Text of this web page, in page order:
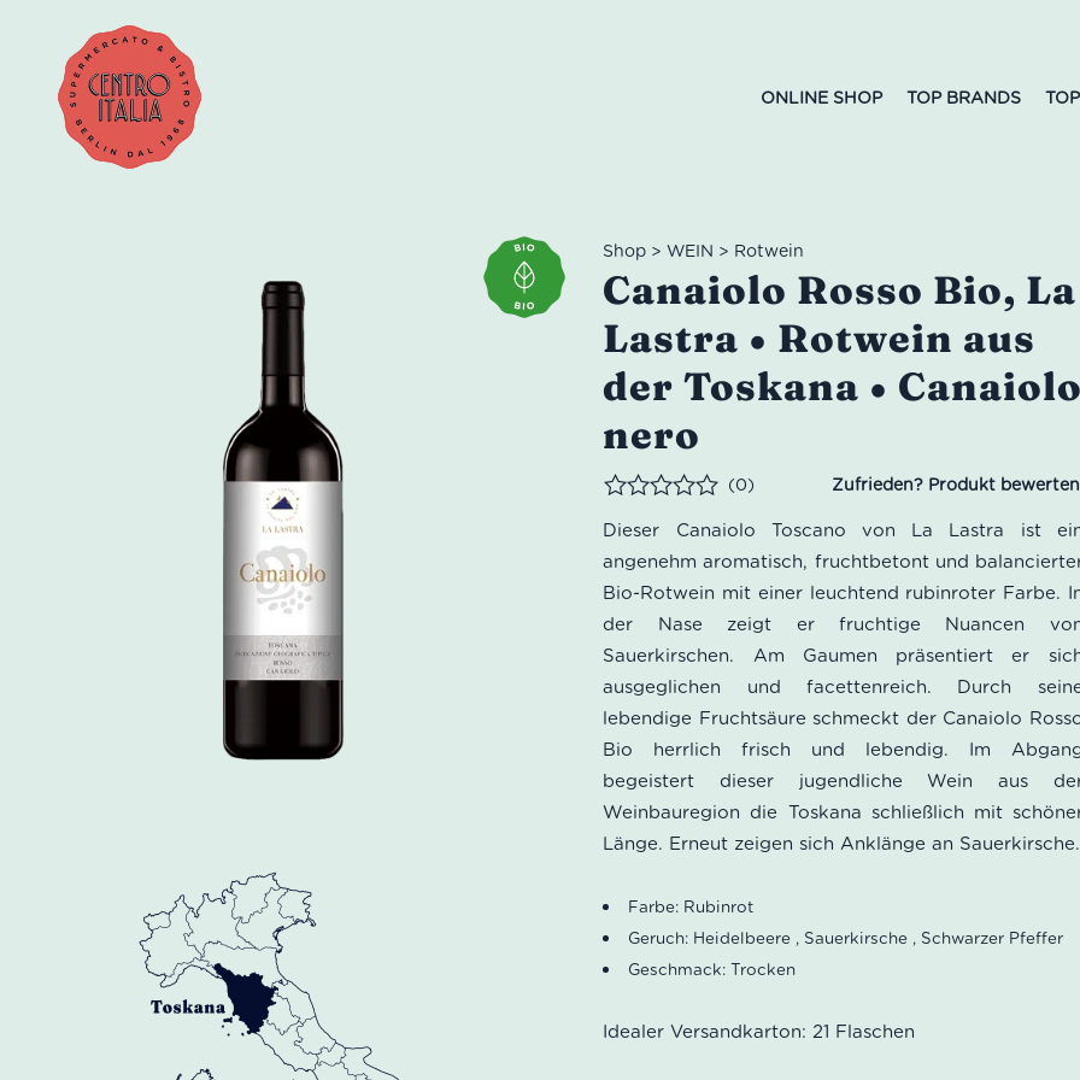
ONLINE SHOP TOP BRANDS
Shop >WEIN > Rotwein
Canaiolo Rosso Bio, La
Lastra • Rotwein aus
der Toskana • Canaiolo
nero
(0)
Dieser Canaiolo Toscano von La Lastra ist
angenehm aromatisch, fruchtbetont und
Bio-Rotwein mit einer leuchtend rubinroter Farbe.
der Nase zeigt er fruchtige Nuancen
Sauerkirschen. Am Gaumen präsentiert er
ausgeglichen und facettenreich. Durch
lebendige Fruchtsäure schmeckt der Canaiolo
Bio herrlich frisch und lebendig. Im
begeistert dieser jugendliche Wein aus
Weinbauregion die Toskana schließlich mit
Länge. Erneut zeigen sich Anklänge an Sauerkirsche.
Farbe: Rubinrot
Geruch: Heidelbeere , Sauerkirsche , Schwarzer Pfeffer
Geschmack: Trocken
Idealer Versandkarton: 21 Flaschen